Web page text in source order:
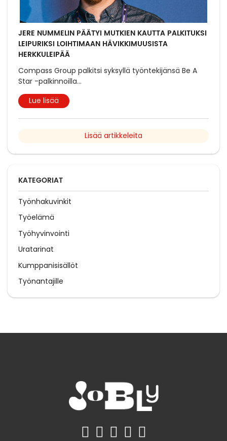
JERE NUMMELIN PÄÄTYI MUTKIEN KAUTTA PALKITUKSI
LEIPURIKSI LOIHTIMAAN HÄVIKKIMUUSISTA
HERKKULEIPÄÄ
Compass Group palkitsi syksyllä työntekijänsä Be A
Star -palkinnoilla...
Lue lisää
Lisää artikkeleita
KATEGORIAT
Työnhakuvinkit
Työelämä
Työhyvinvointi
Uratarinat
Kumppanisisällöt
Työnantajille